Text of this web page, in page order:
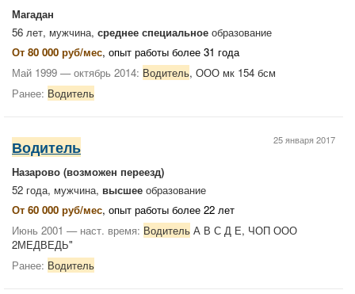
Магадан
56 лет, мужчина, среднее специальное образование
От 80 000 руб/мес, опыт работы более 31 года
Май 1999 — октябрь 2014: Водитель, ООО мк 154 бсм
Ранее: Водитель
25 января 2017
Водитель
Назарово (возможен переезд)
52 года, мужчина, высшее образование
От 60 000 руб/мес, опыт работы более 22 лет
Июнь 2001 — наст. время: Водитель А В С Д Е, ЧОП ООО
2МЕДВЕДЬ"
Ранее: Водитель